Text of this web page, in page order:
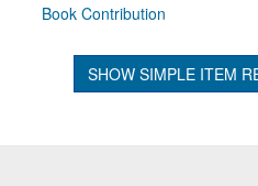
Book Contribution
SHOW SIMPLE ITEM